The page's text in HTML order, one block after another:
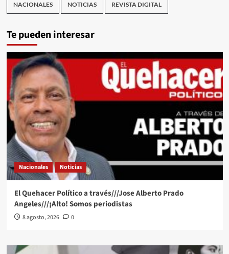
NACIONALES NOTICIAS REVISTA DIGITAL
Te pueden interesar
Nacionales Noticias
El Quehacer Político a través///Jose Alberto Prado
Angeles///¡Alto! Somos periodistas
8 agosto, 2026 0